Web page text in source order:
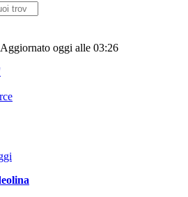
Aggiornato oggi alle 03:26